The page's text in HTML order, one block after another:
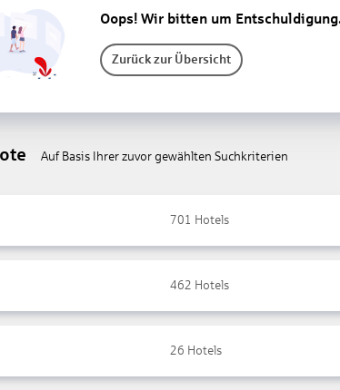
Oops! Wir bitten um
Zurück zur Übersicht
Auf Basis Ihrer zuvor gewählten Suchkriterien
701 Hotels
462 Hotels
26 Hotels